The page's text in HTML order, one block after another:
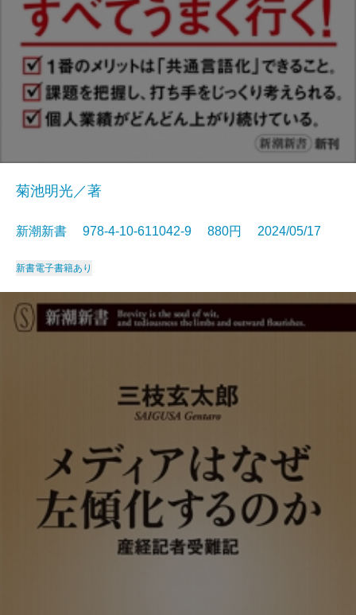
菊池明光／著
新潮新書 978-4-10-611042-9 880円 2024/05/17
新書電子書籍あり